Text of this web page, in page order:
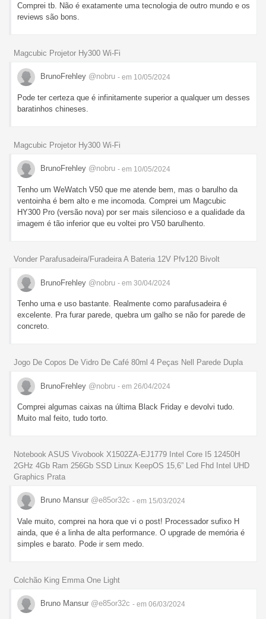
Comprei tb. Não é exatamente uma tecnologia de outro mundo e os
reviews são bons.
Magcubic Projetor Hy300 Wi-Fi
BrunoFrehley @nobru - em 10/05/2024
Pode ter certeza que é infinitamente superior a qualquer um desses
baratinhos chineses.
Magcubic Projetor Hy300 Wi-Fi
BrunoFrehley @nobru - em 10/05/2024
Tenho um WeWatch V50 que me atende bem, mas o barulho da
ventoinha é bem alto e me incomoda. Comprei um Magcubic
HY300 Pro (versão nova) por ser mais silencioso e a qualidade da
imagem é tão inferior que eu voltei pro V50 barulhento.
Vonder Parafusadeira/Furadeira A Bateria 12V Pfv120 Bivolt
BrunoFrehley @nobru - em 30/04/2024
Tenho uma e uso bastante. Realmente como parafusadeira é
excelente. Pra furar parede, quebra um galho se não for parede de
concreto.
Jogo De Copos De Vidro De Café 80ml 4 Peças Nell Parede Dupla
BrunoFrehley @nobru - em 26/04/2024
Comprei algumas caixas na última Black Friday e devolvi tudo.
Muito mal feito, tudo torto.
Notebook ASUS Vivobook X1502ZA-EJ1779 Intel Core I5 12450H
2GHz 4Gb Ram 256Gb SSD Linux KeepOS 15,6” Led Fhd Intel UHD
Graphics Prata
Bruno Mansur @e85or32c - em 15/03/2024
Vale muito, comprei na hora que vi o post! Processador sufixo H
ainda, que é a linha de alta performance. O upgrade de memória é
simples e barato. Pode ir sem medo.
Colchão King Emma One Light
Bruno Mansur @e85or32c - em 06/03/2024